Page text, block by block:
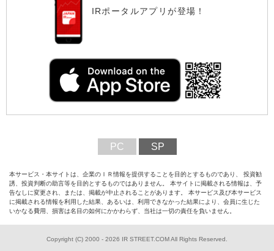
IRポータルアプリが登場！
PC SP
本サービス・本サイトは、企業のＩＲ情報を提供することを目的とするものであり、 投資勧
誘、投資判断の助言等を目的とするものではありません。 本サイトに掲載される情報は、予
告なしに変更され、または、掲載が中止されることがあります。 本サービス及び本サービス
に掲載される情報を利用した結果、あるいは、利用できなかった結果により、会員に生じた
いかなる費用、損害は名目の如何にかかわらず、当社は一切の責任を負いません。
Copyright (C) 2000 - 2026 IR STREET.COM All Rights Reserved.